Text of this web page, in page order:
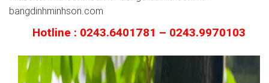
bangdinhminhson.com
Hotline : 0243.6401781 – 0243.9970103